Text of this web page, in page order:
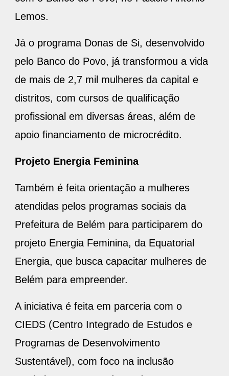
Lemos.
Já o programa Donas de Si, desenvolvido
pelo Banco do Povo, já transformou a vida
de mais de 2,7 mil mulheres da capital e
distritos, com cursos de qualificação
profissional em diversas áreas, além de
apoio financiamento de microcrédito.
Projeto Energia Feminina
Também é feita orientação a mulheres
atendidas pelos programas sociais da
Prefeitura de Belém para participarem do
projeto Energia Feminina, da Equatorial
Energia, que busca capacitar mulheres de
Belém para empreender.
A iniciativa é feita em parceria com o
CIEDS (Centro Integrado de Estudos e
Programas de Desenvolvimento
Sustentável), com foco na inclusão